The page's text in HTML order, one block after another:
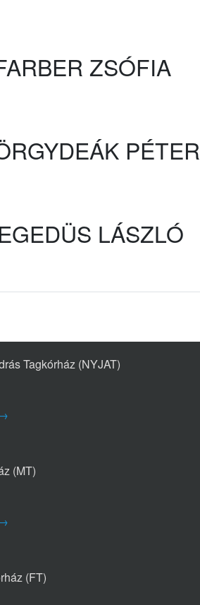
ZSÓFIA
PÉTER
LÁSZLÓ
Tagkórház (NYJAT)
(MT)
(FT)